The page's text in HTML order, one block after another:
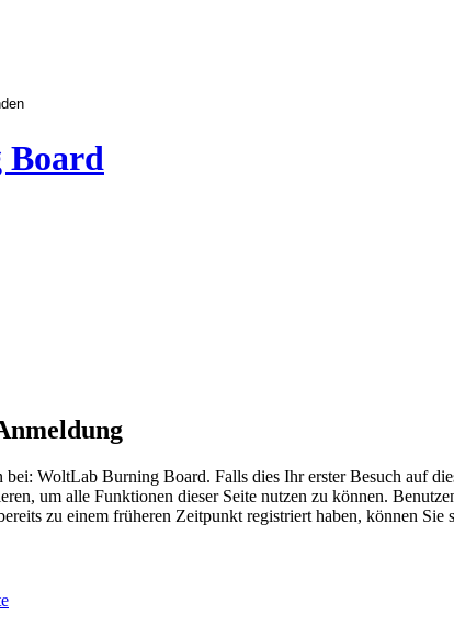
WoltLab Burning Board. Falls dies Ihr erster Besuch auf
um alle Funktionen dieser Seite nutzen zu können.
zu einem früheren Zeitpunkt registriert haben, können Sie